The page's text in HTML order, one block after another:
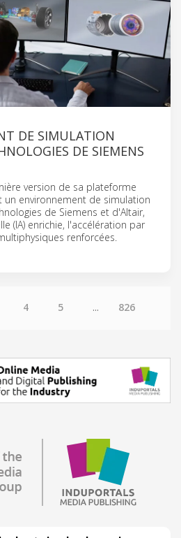
DE SIMULATION
DE SIEMENS
version de sa plateforme
un environnement de simulation
de Siemens et d'Altair,
(IA) enrichie, l'accélération par
renforcées.
4 5 ... 826